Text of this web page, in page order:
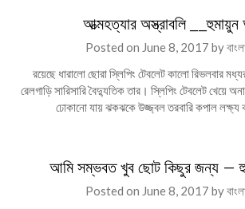
আত্মহত্যার অস্ত্রাবলি
Posted on June 8, 2017 by
রয়েছে ধারালো ছোরা স্লিপিং টেবলেট কালো রিভলবার
রেলগাড়ি সারিসারি বৈদ্যুতিক তার। স্লিপিং টেবলেট খেয়ে
ঢোকানো যায় ঝকঝকে উজ্জ্বল তরবারি কপাল লক্ষ্য
আমি সম্ভবত খুব ছোট কিছুর জন্য –
Posted on June 8, 2017 by